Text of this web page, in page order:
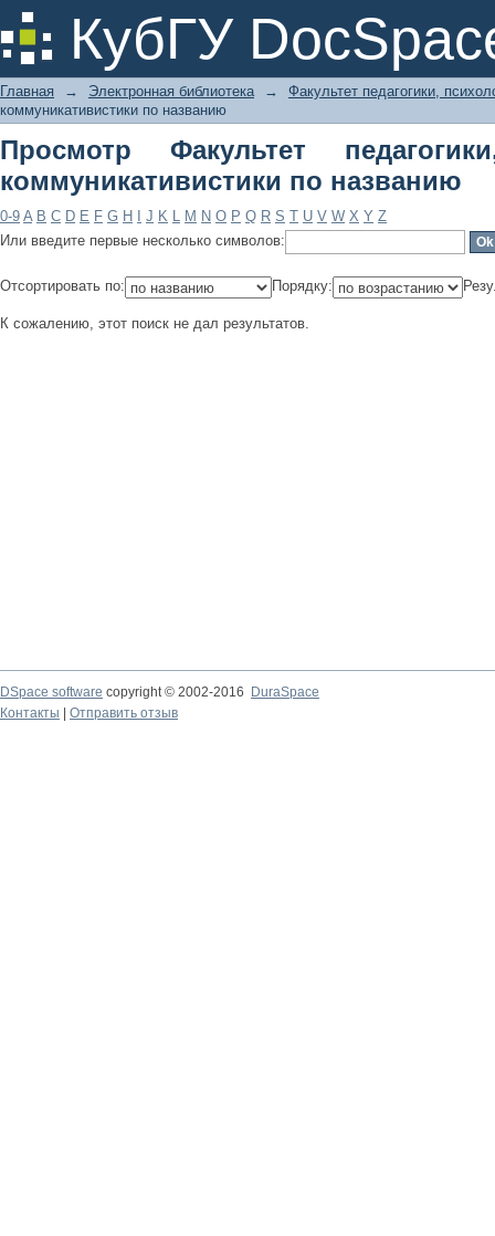
КубГУ
Просмотр Факультет
названию
Главная → Электронная библиотека →
Факультет педагогики,
коммуникативистики по названию
Просмотр Факультет
коммуникативистики по названию
0-9 A B C D E F G H J K L M N O P Q R S T U V W X Y Z
Или введите первые несколько символов:
Отсортировать по: Порядку:
К сожалению, этот поиск не дал результатов.
DSpace software copyright © 2002-2016
DuraSpace
Контакты
Отправить отзыв